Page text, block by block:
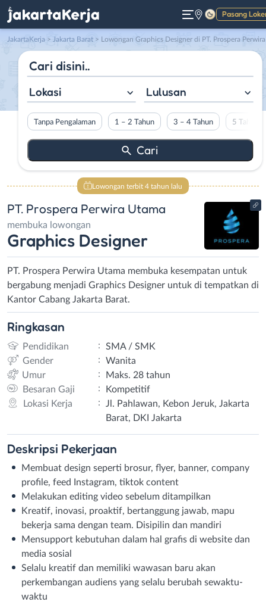
Pasang
Gelap
JakartaKerja > Jakarta Barat > Lowongan Graphics Designer di PT. Prospera Perwira
Lokasi Lulusan
Tanpa Pengalaman 1 – 2 Tahun 3 – 4 Tahun 5 Tahun
Lowongan terbit 4 tahun lalu
PT. Prospera Perwira Utama
membuka lowongan
Graphics Designer
PT. Prospera Perwira Utama membuka kesempatan untuk
bergabung menjadi Graphics Designer untuk di tempatkan di
Kantor Cabang Jakarta Barat.
Ringkasan
Pendidikan :
SMA / SMK
Gender
:
Wanita
Umur
:
Maks. 28 tahun
Besaran Gaji
:
Kompetitif
Lokasi Kerja
:
Jl. Pahlawan, Kebon Jeruk, Jakarta
Barat, DKI Jakarta
Deskripsi Pekerjaan
Membuat design seperti brosur, flyer, banner, company
profile, feed Instagram, tiktok content
Melakukan editing video sebelum ditampilkan
Kreatif, inovasi, proaktif, bertanggung jawab, mapu
bekerja sama dengan team. Disipilin dan mandiri
Mensupport kebutuhan dalam hal grafis di website dan
media sosial
Selalu kreatif dan memiliki wawasan baru akan
perkembangan audiens yang selalu berubah sewaktu-
waktu